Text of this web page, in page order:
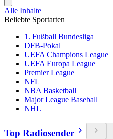
Alle Inhalte
Beliebte Sportarten
1. Fußball Bundesliga
DFB-Pokal
UEFA Champions League
UEFA Europa League
Premier League
NFL
NBA Basketball
Major League Baseball
NHL
Top Radiosender